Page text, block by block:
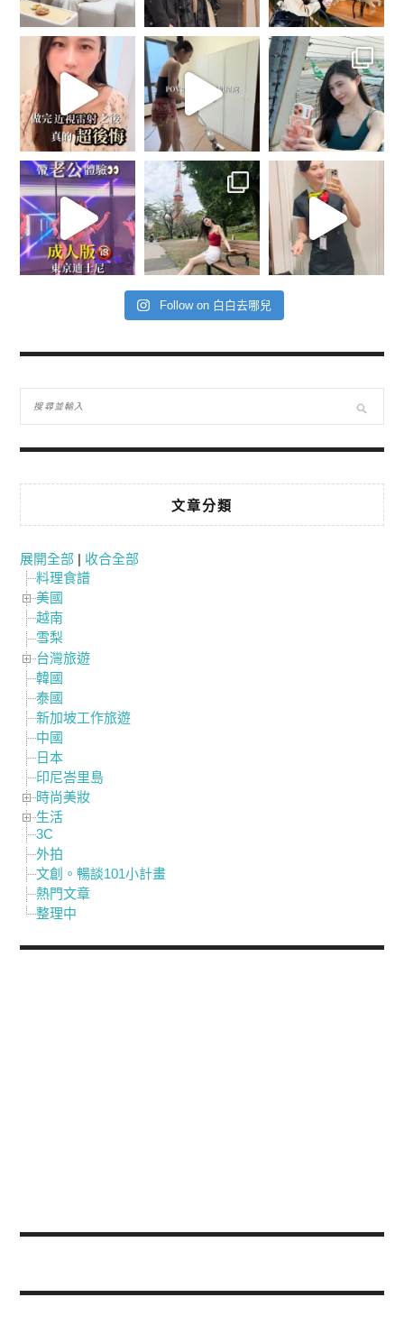
Follow on 白白去哪兒
文章分類
展開全部 | 收合全部
料理食譜
美國
越南
雪梨
台灣旅遊
韓國
泰國
新加坡工作旅遊
中國
日本
印尼峇里島
時尚美妝
生活
3C
外拍
文創。暢談101小計畫
熱門文章
整理中